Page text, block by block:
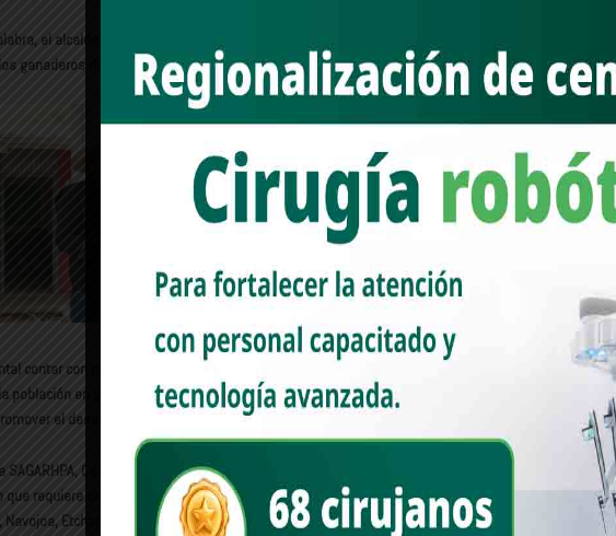
el alcalde Alberto ‘Beto’ Vázquez agradeció a la SAGARHPA por iniciar este gran proyecto en
ganaderos de la región del Valle del Mayo y del Yaqui en la ‘Tierra de los Generales’.
contar con programas de vacunación efectivos y sostenibles, que permitan proteger la salud del
población en general. Agradecemos su compromiso con esta causa y esperamos seguir trabajando
el desarrollo del sector agropecuario en Sonora”, expresó.
SAGARHPA, Celida López Cárdenas, resaltó que el Gobernador del Estado, Alfonso Durazo, impulsa
que requiere una inversión de 4.7 millones de pesos para realizar 50 mil pruebas los municipios de
Etchojoa, Benito Juárez, Cajeme, Bacum y San Ignacio Rio Muerto.